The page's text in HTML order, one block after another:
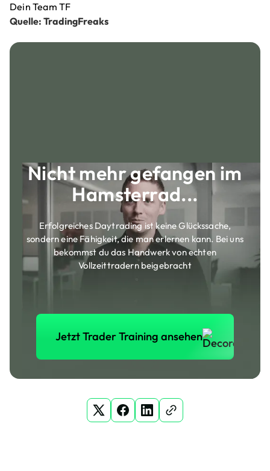
Dein Team TF
Quelle: TradingFreaks
Nicht mehr gefangen im
Hamsterrad...
Erfolgreiches Daytrading ist keine Glückssache,
sondern eine Fähigkeit, die man erlernen kann. Bei uns
bekommst du das Handwerk von echten
Vollzeittradern beigebracht
Jetzt Trader Training ansehen
Jetzt Trader Training